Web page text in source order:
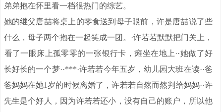
弟弟抱在怀里看一档很热门的综艺。
她的继父唐喆将桌上的零食送到母子眼前，许是唐喆说了些
什么，母子两个抱在一起笑成一团。·许若若默默把门关上，
看了一眼床上孤零零的一张银行卡，瘫坐在地上·
。
·她做了好
长好长的一个梦··***·许若若今年五岁，幼儿园大班在读··爸
爸妈妈在她1岁的时候离婚了，许若若自然而然判给妈妈··许
先生是个好人，因为许若若还小，没有自己的账户，所以他